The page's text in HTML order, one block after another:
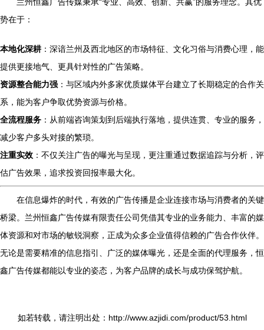
势在于：
本地化深耕：深谙兰州及西北地区的市场特征、文化习俗与消费心理，能
提供更接地气、更具针对性的广告策略。
资源整合能力强 ：与区域内外多家优质媒体平台建立了长期稳定的合作关
系，能为客户争取优势资源与价格。
全流程服务 ：从前端咨询策划到后端执行落地，提供连贯、专业的服务，
减少客户多头对接的繁琐。
注重实效 ：不仅关注广告的曝光与呈现，更注重通过数据追踪与分析，评
估广告效果，追求投资回报率最大化。
在信息爆炸的时代，有效的广告传播是企业连接市场与消费者的关键
桥梁。兰州恒鑫广告传媒有限责任公司凭借其专业的业务能力、丰富的媒
体资源和对市场的敏锐洞察，正成为众多企业值得信赖的广告合作伙伴。
无论是需要精准的信息指引、广泛的媒体曝光，还是全面的代理服务，恒
鑫广告传媒都能以专业的姿态，为客户品牌的成长与成功保驾护航。
如若转载，请注明出处：http://www.azjidi.com/product/53.html